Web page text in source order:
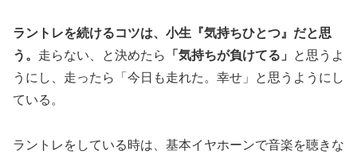
ラントレを続けるコツは、小生『気持ちひとつ』だと思
う。 走らない、と決めたら 「気持ちが負けてる」
と思うよ
うにし、走ったら「今日も走れた。幸せ」と思うようにし
ている。
ラントレをしている時は、基本イヤホーンで音楽を聴きな